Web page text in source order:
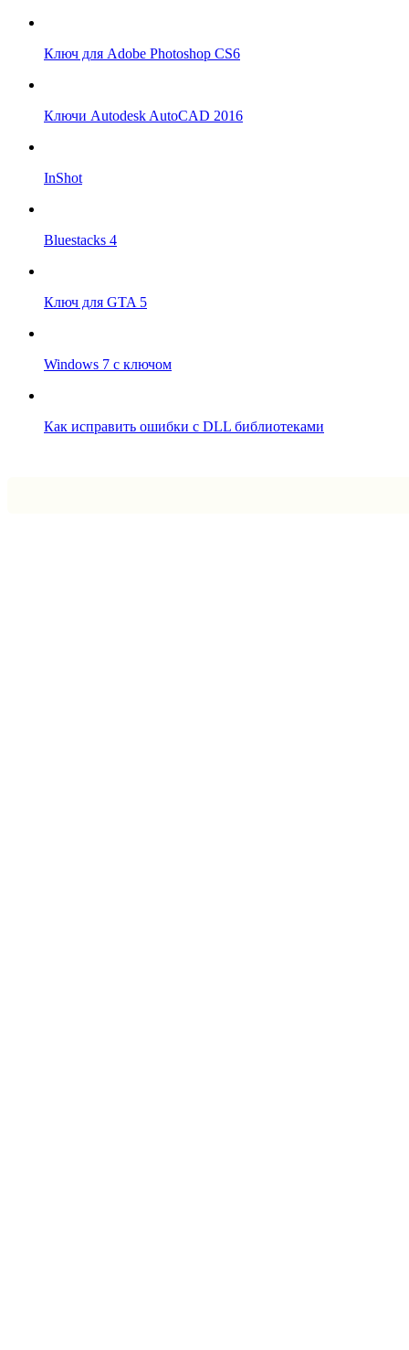
Ключ для Adobe Photoshop CS6
Ключи Autodesk AutoCAD 2016
InShot
Bluestacks 4
Ключ для GTA 5
Windows 7 с ключом
Как исправить ошибки с DLL библиотеками